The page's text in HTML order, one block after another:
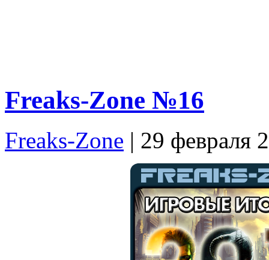
Freaks-Zone №16
Freaks-Zone | 29 февраля